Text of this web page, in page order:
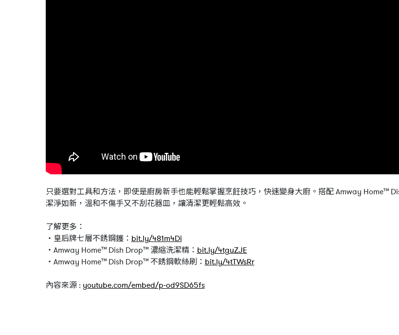
只要選對工具和方法，即使是廚房新手也能輕鬆掌握烹飪技巧，快速變身大廚。搭配 Amway Home™
潔淨如新，溫和不傷手又不刮花器皿，讓清潔更輕鬆高效。
了解更多：
‧皇后牌七層不銹鋼鑊： bit.ly/481m4Di
‧Amway Home™ Dish Drop™ 濃縮洗潔精： bit.ly/4tguZJE
‧Amway Home™ Dish Drop™ 不銹鋼軟絲刷： bit.ly/4tTWsRr
內容來源 : youtube.com/embed/p-od9SD65fs